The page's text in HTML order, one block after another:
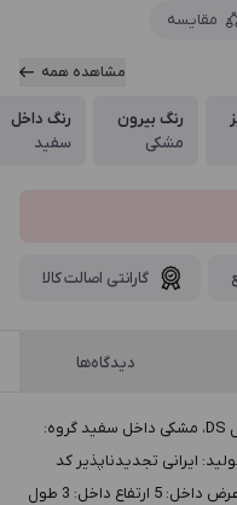
مقایسه
مشاهده همه
رنگ بیرون
مشکی
رنگ داخل
سفید
گارانتی اصالت کالا
دیدگاه‌ها
توضيحات :جعبه انگشتر پلاستیکی سایز 1 مدل DS، مشکی داخل سفید گروه:
ایرانی تجدیدناپذیر کد
خانواده: DS سايز: 1 وزن: 90 طول داخل: 4.7 عرض داخل: 5 ارتفاع داخل: 3 طول